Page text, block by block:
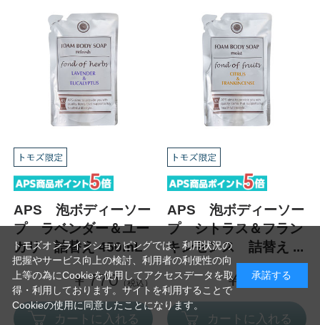
APS 泡ボディーソー
プ ラベンダー＆ユー
カリ 詰替え 450mL
￥770（税込）
カートに入れる
APS 泡ボディーソー
プ シトラス＆フラン
キンセンス 詰替え ...
￥770 （税込）
カートに入れる
トモズオンラインショッピングでは、利用状況の
把握やサービス向上の検討、利用者の利便性の向
上等の為にCookieを使用してアクセスデータを取
得・利用しております。サイトを利用することで
Cookieの使用に同意したことになります。
承諾する